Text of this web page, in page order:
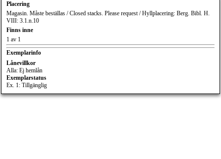
Placering
Magasin. Måste beställas / Closed stacks. Please request / Hyllplacering: Berg. Bibl. H.
VIII: 3.1.n.10
Finns inne
1 av 1
Exemplarinfo
Lånevillkor
Alla: Ej hemlån
Exemplarstatus
Ex. 1: Tillgänglig